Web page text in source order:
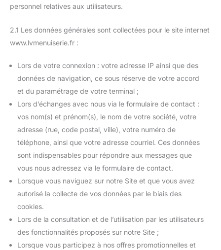
personnel relatives aux utilisateurs.
2.1 Les données générales sont collectées pour le site internet
www.lvmenuiserie.fr :
Lors de votre connexion : votre adresse IP ainsi que des
données de navigation, ce sous réserve de votre accord
et du paramétrage de votre terminal ;
Lors d’échanges avec nous via le formulaire de contact :
vos nom(s) et prénom(s), le nom de votre société, votre
adresse (rue, code postal, ville), votre numéro de
téléphone, ainsi que votre adresse courriel. Ces données
sont indispensables pour répondre aux messages que
vous nous adressez via le formulaire de contact.
Lorsque vous naviguez sur notre Site et que vous avez
autorisé la collecte de vos données par le biais des
cookies.
Lors de la consultation et de l’utilisation par les utilisateurs
des fonctionnalités proposés sur notre Site ;
Lorsque vous participez à nos offres promotionnelles et